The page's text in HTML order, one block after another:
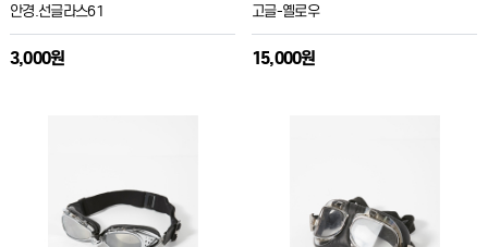
안경.선글라스61
3,000원
고글-옐로우
15,000원